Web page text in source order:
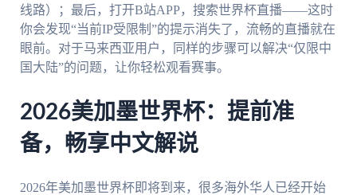
线路）；最后，打开B站APP，搜索世界杯直播——这时
你会发现“当前IP受限制”的提示消失了，流畅的直播就在
眼前。对于马来西亚用户，同样的步骤可以解决“仅限中
国大陆”的问题，让你轻松观看赛事。
2026美加墨世界杯：提前准
备，畅享中文解说
2026年美加墨世界杯即将到来，很多海外华人已经开始